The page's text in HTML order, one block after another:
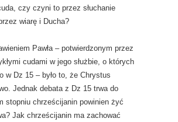
czy czyni to przez słuchanie
wiarę i Ducha?
Pawła – potwierdzonym przez
cudami w jego służbie, o których
w Dz 15 – było to, że Chrystus
Jednak debata z Dz 15 trwa do
stopniu chrześcijanin powinien żyć
Jak chrześcijanin ma zachować